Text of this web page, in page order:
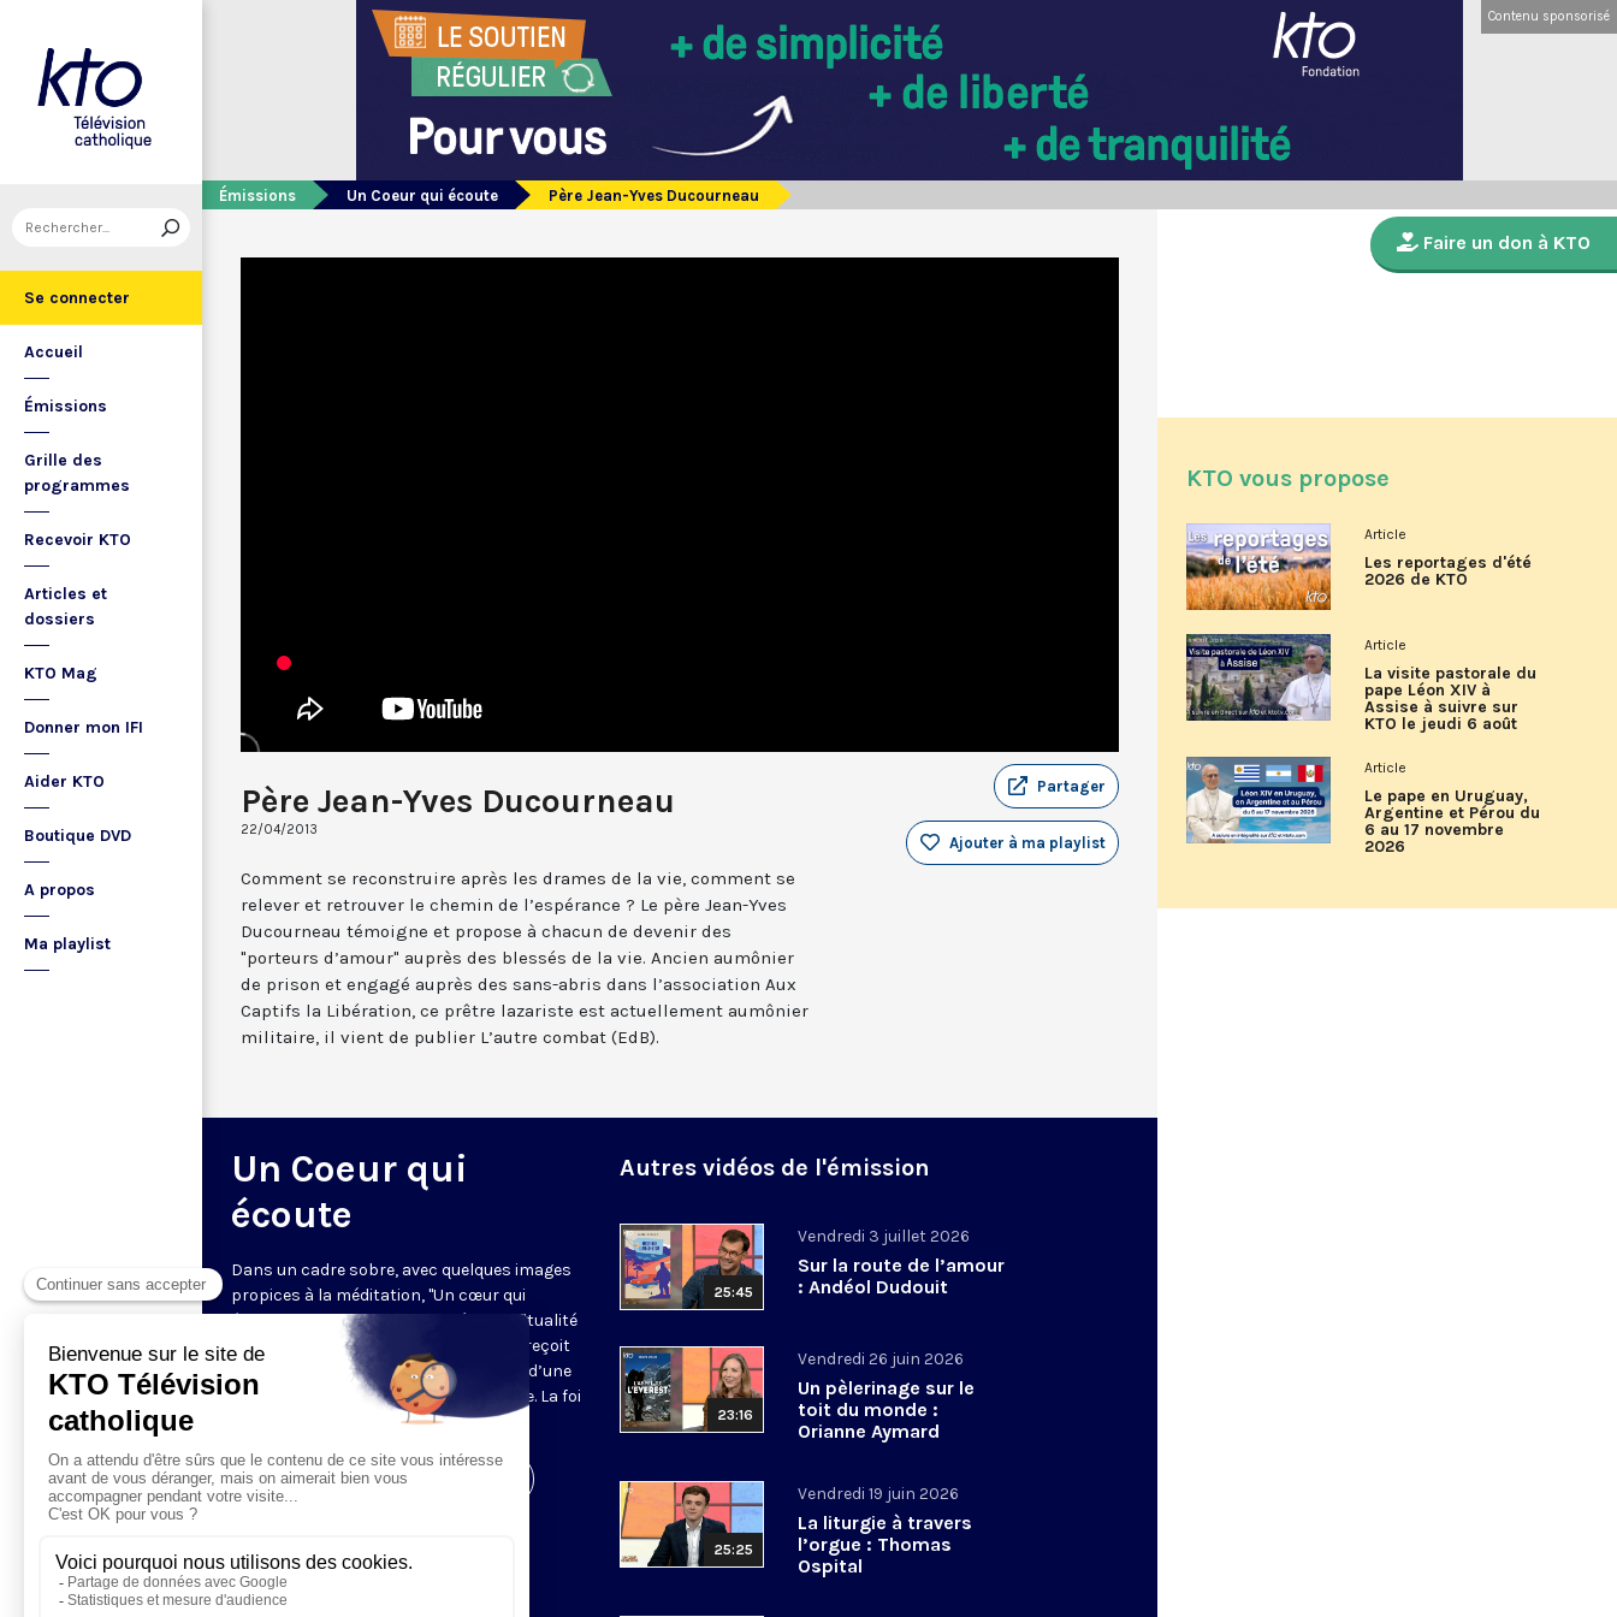
Se connecter
Accueil
Émissions
Grille des
programmes
Recevoir KTO
Articles et
dossiers
KTO Mag
Donner mon IFI
Aider KTO
Boutique DVD
A propos
Ma playlist
Contenu sponsorisé
Émissions Un Coeur qui écoute Père Jean-Yves Ducourneau
Père Jean-Yves Ducourneau
22/04/2013
Partager
Ajouter à ma playlist
Comment se reconstruire après les drames de la vie, comment se
relever et retrouver le chemin de l’espérance ? Le père Jean-Yves
Ducourneau témoigne et propose à chacun de devenir des
"porteurs d’amour" auprès des blessés de la vie. Ancien aumônier
de prison et engagé auprès des sans-abris dans l’association Aux
Captifs la Libération, ce prêtre lazariste est actuellement aumônier
militaire, il vient de publier L’autre combat (EdB).
Un Coeur qui
écoute
Dans un cadre sobre, avec quelques images
propices à la méditation, "Un cœur qui
écoute" donne toute sa place à la spiritualité
sur le ton de l’intime. Cyril Lepeigneux reçoit
un invité pour 26 minutes d’évocation d’une
vie, d’une intense expérience spirituelle. La foi
vivante et incarnée par des témoins.
Visiter la page de l'émission
Autres vidéos de l'émission
25:45
Vendredi 3 juillet 2026
Sur la route de l’amour
: Andéol Dudouit
23:16
Vendredi 26 juin 2026
Un pèlerinage sur le
toit du monde :
Orianne Aymard
25:25
Vendredi 19 juin 2026
La liturgie à travers
l’orgue : Thomas
Ospital
Faire un don à KTO
KTO vous propose
Article
Les reportages d'été
2026 de KTO
Article
La visite pastorale du
pape Léon XIV à
Assise à suivre sur
KTO le jeudi 6 août
Article
Le pape en Uruguay,
Argentine et Pérou du
6 au 17 novembre
2026